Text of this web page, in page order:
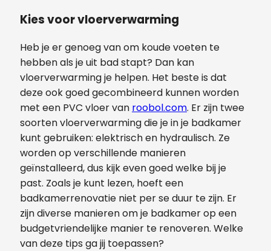
Kies voor vloerverwarming
Heb je er genoeg van om koude voeten te
hebben als je uit bad stapt? Dan kan
vloerverwarming je helpen. Het beste is dat
deze ook goed gecombineerd kunnen worden
met een PVC vloer van roobol.com. Er zijn twee
soorten vloerverwarming die je in je badkamer
kunt gebruiken: elektrisch en hydraulisch. Ze
worden op verschillende manieren
geïnstalleerd, dus kijk even goed welke bij je
past. Zoals je kunt lezen, hoeft een
badkamerrenovatie niet per se duur te zijn. Er
zijn diverse manieren om je badkamer op een
budgetvriendelijke manier te renoveren. Welke
van deze tips ga jij toepassen?